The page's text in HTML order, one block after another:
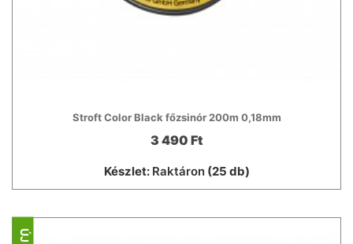
Stroft Color Black főzsinór 200m 0,18mm
3 490 Ft
Készlet: Raktáron(25 db)
ÚJ